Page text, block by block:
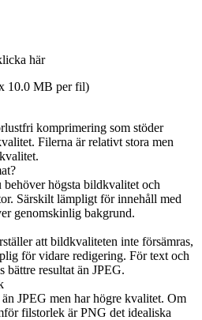
här
10.0 MB per fil)
komprimering som stöder
Filerna är relativt stora men
behöver högsta bildkvalitet och
Särskilt lämpligt för innehåll med
genomskinlig bakgrund.
att bildkvaliteten inte försämras,
för vidare redigering. För text och
resultat än JPEG.
JPEG men har högre kvalitet. Om
filstorlek är PNG det idealiska